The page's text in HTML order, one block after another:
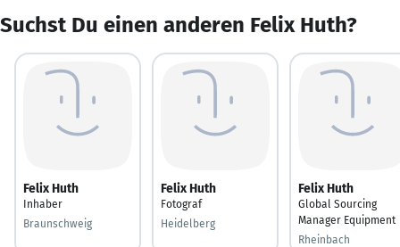
Suchst Du einen anderen Felix Huth?
Felix Huth
Inhaber
Braunschweig
Felix Huth
Fotograf
Heidelberg
Felix Huth
Global Sourcing
Manager Equipment
Rheinbach